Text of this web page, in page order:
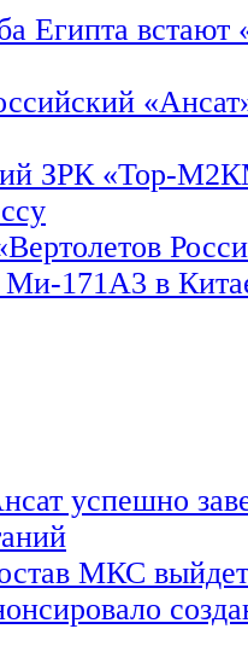
Египта встают
ЗРК «Тор-
Ми-171А3 в
успешно
МКС